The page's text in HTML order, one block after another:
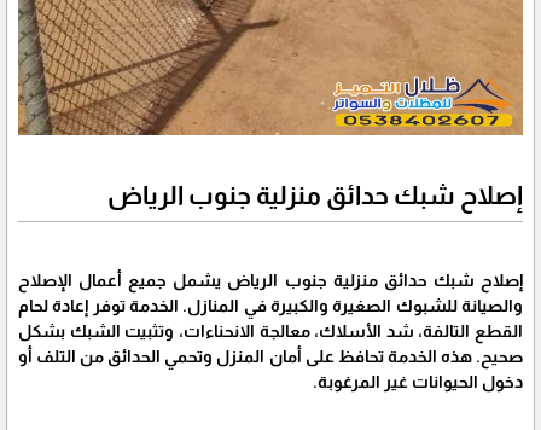
إصلاح شبك حدائق منزلية جنوب الرياض
إصلاح شبك حدائق منزلية جنوب الرياض يشمل جميع أعمال الإصلاح
والصيانة للشبوك الصغيرة والكبيرة في المنازل. الخدمة توفر إعادة لحام
القطع التالفة، شد الأسلاك، معالجة الانحناءات، وتثبيت الشبك بشكل
صحيح. هذه الخدمة تحافظ على أمان المنزل وتحمي الحدائق من التلف أو
دخول الحيوانات غير المرغوبة.